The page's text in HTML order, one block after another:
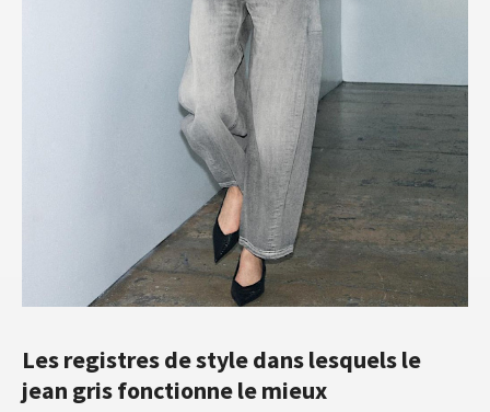
Les registres de style dans lesquels le
jean gris fonctionne le mieux